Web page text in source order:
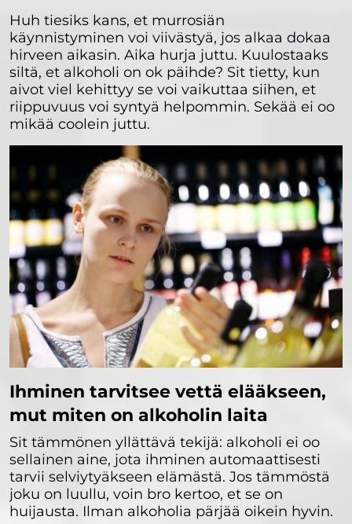
Huh tiesiks kans, et murrosiän
käynnistyminen voi viivästyä, jos alkaa dokaa
hirveen aikasin. Aika hurja juttu. Kuulostaaks
siltä, et alkoholi on ok päihde? Sit tietty, kun
aivot viel kehittyy se voi vaikuttaa siihen, et
riippuvuus voi syntyä helpommin. Sekää ei oo
mikää coolein juttu.
Ihminen tarvitsee vettä elääkseen,
mut miten on alkoholin laita
Sit tämmönen yllättävä tekijä: alkoholi ei oo
sellainen aine, jota ihminen automaattisesti
tarvii selviytyäkseen elämästä. Jos tämmöstä
joku on luullu, voin bro kertoo, et se on
huijausta. Ilman alkoholia pärjää oikein hyvin.